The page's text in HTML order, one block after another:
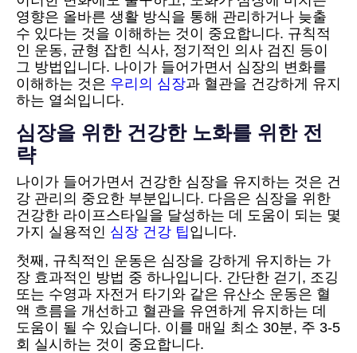
영향은 올바른 생활 방식을 통해 관리하거나 늦출
수 있다는 것을 이해하는 것이 중요합니다. 규칙적
인 운동, 균형 잡힌 식사, 정기적인 의사 검진 등이
그 방법입니다. 나이가 들어가면서 심장의 변화를
이해하는 것은 우리의 심장과 혈관을 건강하게 유지
하는 열쇠입니다.
심장을 위한 건강한 노화를 위한 전
략
나이가 들어가면서 건강한 심장을 유지하는 것은 건
강 관리의 중요한 부분입니다. 다음은 심장을 위한
건강한 라이프스타일을 달성하는 데 도움이 되는 몇
가지 실용적인 심장 건강 팁 입니다.
첫째, 규칙적인 운동은 심장을 강하게 유지하는 가
장 효과적인 방법 중 하나입니다. 간단한 걷기, 조깅
또는 수영과 자전거 타기와 같은 유산소 운동은 혈
액 흐름을 개선하고 혈관을 유연하게 유지하는 데
도움이 될 수 있습니다. 이를 매일 최소 30분, 주 3-5
회 실시하는 것이 중요합니다.